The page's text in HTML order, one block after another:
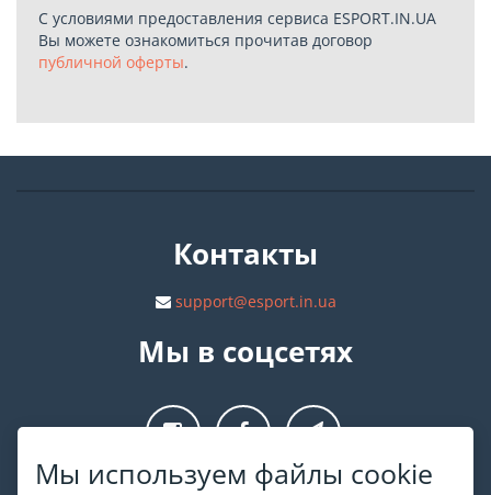
Мы используем файлы cookie
С условиями предоставления сервиса ESPORT.IN.UA
Вы можете ознакомиться прочитав договор
публичной оферты.
Контакты
support@esport.in.ua
Мы в соцсетях